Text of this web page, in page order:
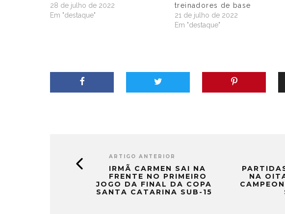
28 de julho de 2022
Em "destaque"
treinadores de base
21 de julho de 2022
Em "destaque"
ARTIGO ANTERIOR
IRMÃ CARMEN SAI NA
FRENTE NO PRIMEIRO
JOGO DA FINAL DA COPA
SANTA CATARINA SUB-15
NA